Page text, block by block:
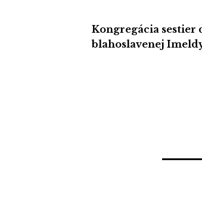
Kongregácia
blahoslavenej